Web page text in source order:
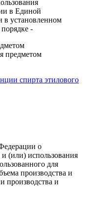
в Единой
в установленном
-
предметом
спирта этилового
о
и (или) использования
для
производства и
производства и